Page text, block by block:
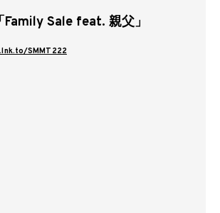
Family Sale feat. 親父」
SMMT222